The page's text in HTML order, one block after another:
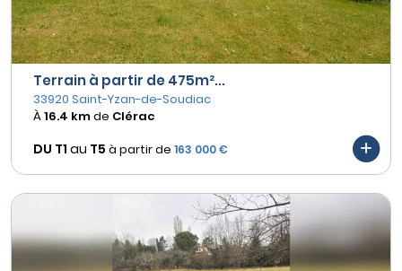
Terrain à partir de 475m²...
33920 Saint-Yzan-de-Soudiac
À16.4 kmde Clérac
DU T1 au T5 à partir de 163 000 €